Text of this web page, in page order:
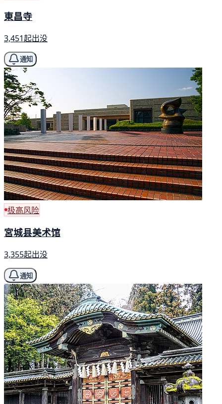
東昌寺
3,451起出没
通知
极高风险
宮城县美术馆
3,355起出没
通知